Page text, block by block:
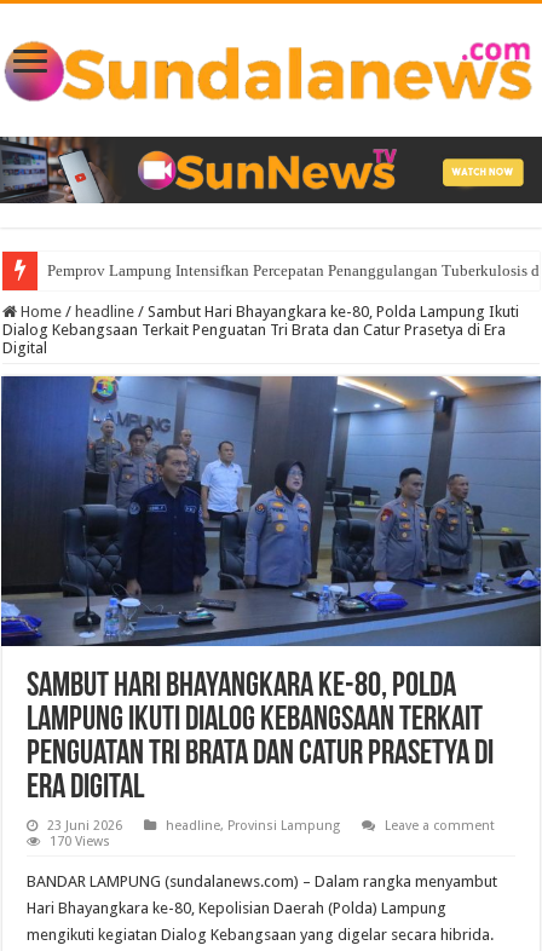
Pemprov Lampung Intensifkan Percepatan Penanggulangan Tuberkulosis
Home / headline / Sambut Hari Bhayangkara ke-80, Polda Lampung Ikuti
Dialog Kebangsaan Terkait Penguatan Tri Brata dan Catur Prasetya di Era
Digital
Sambut Hari Bhayangkara ke-80, Polda
Lampung Ikuti Dialog Kebangsaan Terkait
Penguatan Tri Brata dan Catur Prasetya di
Era Digital
23 Juni 2026 headline, Provinsi Lampung
Leave a comment
170 Views
BANDAR LAMPUNG (sundalanews.com) – Dalam rangka menyambut
Hari Bhayangkara ke-80, Kepolisian Daerah (Polda) Lampung
mengikuti kegiatan Dialog Kebangsaan yang digelar secara hibrida.